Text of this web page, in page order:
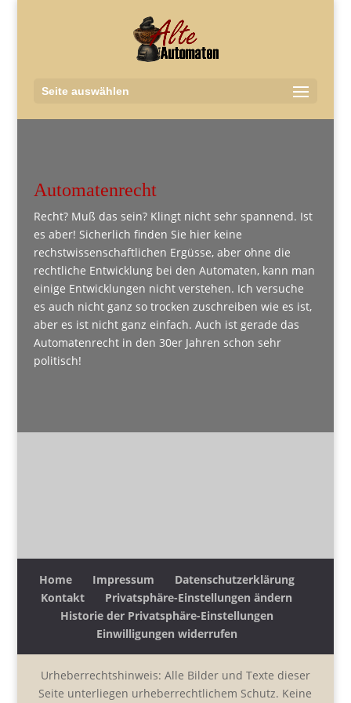
Seite auswählen
Automatenrecht
Recht? Muß das sein? Klingt nicht sehr spannend. Ist
es aber! Sicherlich finden Sie hier keine
rechstwissenschaftlichen Ergüsse, aber ohne die
rechtliche Entwicklung bei den Automaten, kann man
einige Entwicklungen nicht verstehen. Ich versuche
es auch nicht ganz so trocken zuschreiben wie es ist,
aber es ist nicht ganz einfach. Auch ist gerade das
Automatenrecht in den 30er Jahren schon sehr
politisch!
Home Impressum
Datenschutzerklärung
Kontakt
Privatsphäre-Einstellungen ändern
Historie der Privatsphäre-Einstellungen
Einwilligungen widerrufen
Urheberrechtshinweis: Alle Bilder und Texte dieser
Seite unterliegen urheberrechtlichem Schutz. Keine